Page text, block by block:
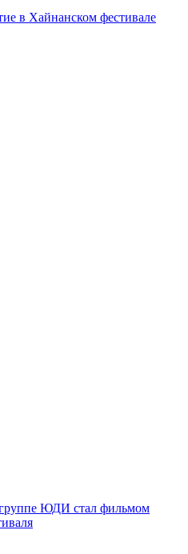
в Хайнанском фестивале
ЮДИ стал фильмом